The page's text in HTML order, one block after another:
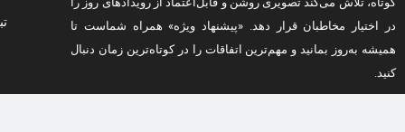
در اختیار مخاطبان قرار دهد. «پیشنهاد ویژه» همراه شماست تا
همیشه به‌روز بمانید و مهم‌ترین اتفاقات را در کوتاه‌ترین زمان دنبال
کنید.